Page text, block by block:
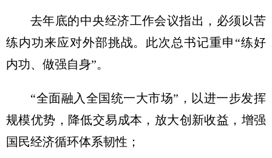
去年底的中央经济工作会议指出，必须以苦
练内功来应对外部挑战。此次总书记重申“练好
内功、做强自身”。
“全面融入全国统一大市场”，以进一步发挥
规模优势，降低交易成本，放大创新收益 ，增强
国民经济循环体系韧性；